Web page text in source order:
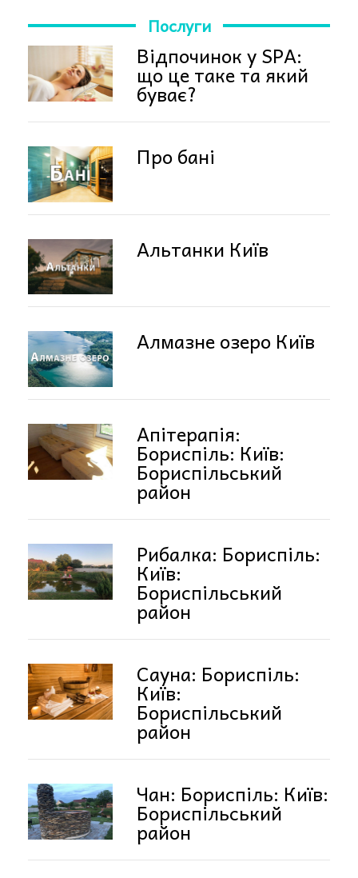
Послуги
Відпочинок у SPA:
що це таке та який
буває?
Про бані
Альтанки Київ
Алмазне озеро Київ
Апітерапія:
Бориспіль: Київ:
Бориспільський
район
Рибалка: Бориспіль:
Київ:
Бориспільський
район
Сауна: Бориспіль:
Київ:
Бориспільський
район
Чан: Бориспіль: Київ:
Бориспільський
район